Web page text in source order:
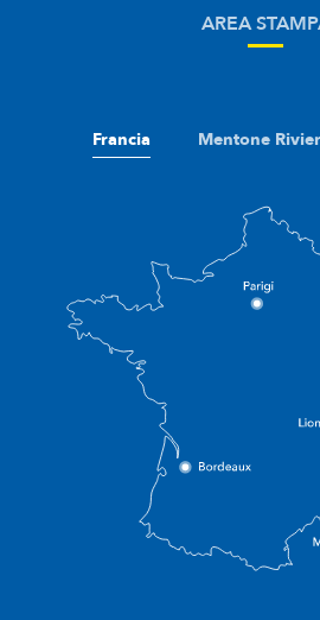
AREA
Francia Mentone